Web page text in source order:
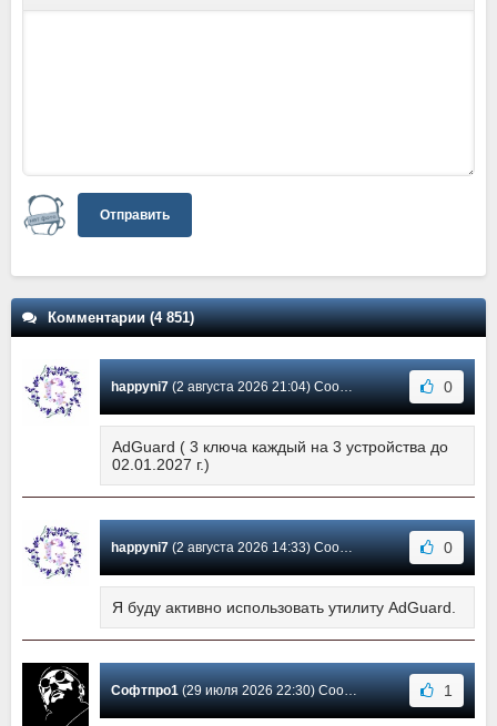
Отправить
Комментарии (4 851)
happyni7(2 августа 2026 21:04) Сообщение #4144 0
AdGuard ( 3 ключа каждый на 3 устройства до
02.01.2027 г.)
happyni7(2 августа 2026 14:33) Сообщение #4143 0
Я буду активно использовать утилиту AdGuard.
Софтпро1(29 июля 2026 22:30) Сообщение #4142 1